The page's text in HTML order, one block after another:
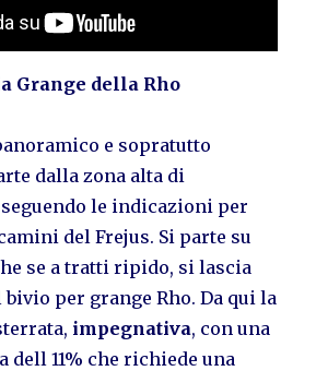
Grange della Rho
e sopratutto
dalla zona alta di
seguendo le indicazioni per
del Frejus. Si parte su
se a tratti ripido, si lascia
per grange Rho. Da qui la
impegnativa, con una
dell 11% che richiede una